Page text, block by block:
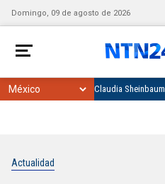
Domingo, 09 de agosto de 2026
Claudia Sheinbaum
Actualidad